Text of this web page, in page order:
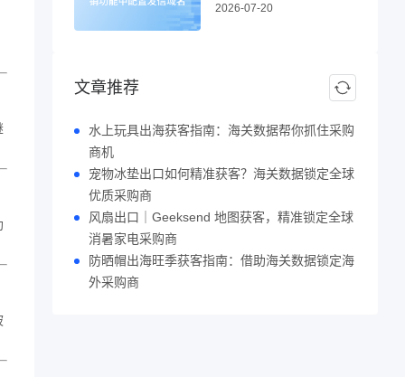
2026-07-20
文章推荐
水上玩具出海获客指南：海关数据帮你抓住采购
商机
宠物冰垫出口如何精准获客？海关数据锁定全球
优质采购商
风扇出口｜Geeksend 地图获客，精准锁定全球
消暑家电采购商
防晒帽出海旺季获客指南：借助海关数据锁定海
外采购商